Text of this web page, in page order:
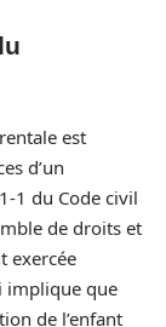
est
d’un
1 du Code civil
de droits et
exercée
implique que
de l’enfant